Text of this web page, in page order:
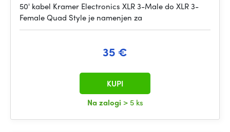
50' kabel Kramer Electronics XLR 3-Male do XLR 3-
Female Quad Style je namenjen za
35 €
Na zalogi > 5 ks
KUPI